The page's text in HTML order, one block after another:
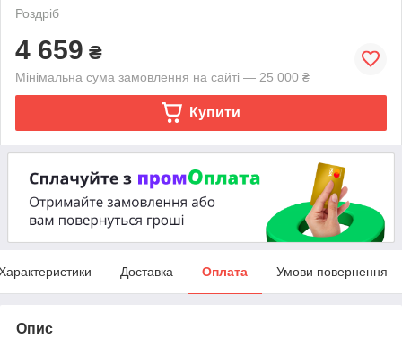
Роздріб
4 659 ₴
Мінімальна сума замовлення на сайті — 25 000 ₴
Купити
Доставка Оплата Умови повернення
Опис